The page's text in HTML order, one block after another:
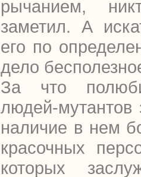
рычанием,
заметил. А
его по
дело
За что
людей-мутантов
наличие в нем
красочных
которых